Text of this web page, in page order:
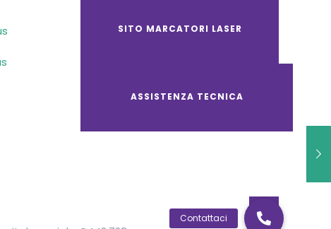
SITO MARCATORI LASER
ASSISTENZA TECNICA